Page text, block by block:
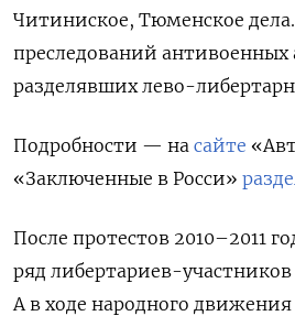
Читиниское, Тюменское
преследований антивоенных
разделявших лево-
Подробности — на сайте
«Заключенные в Росси»
После протестов 2010–2011
ряд либертариев-
А в ходе народного